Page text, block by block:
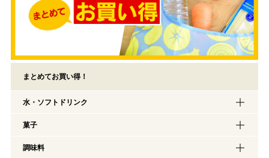
まとめてお買い得！
水・ソフトドリンク
菓子
調味料